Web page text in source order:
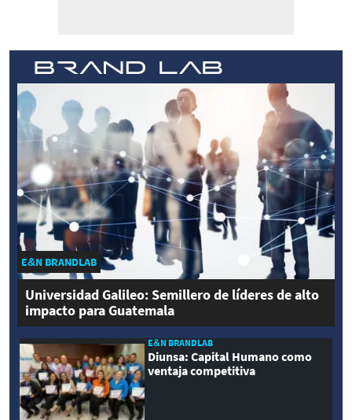
E&N BRANDLAB
Universidad Galileo: Semillero de líderes de alto
impacto para Guatemala
E&N BRANDLAB
Diunsa: Capital Humano como
ventaja competitiva